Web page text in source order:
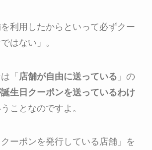
利用したからといって必ずクー
はない 」。
「 店舗が自由に送っている 」の
生日クーポンを送っているわけ
ことなのですよ。
ーポンを発行している店舗」を